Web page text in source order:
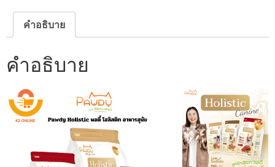
คำอธิบาย
คำอธิบาย